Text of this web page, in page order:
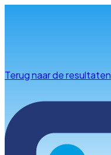
Terug naar de resultaten